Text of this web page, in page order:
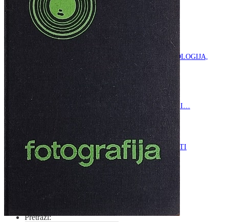
KNJIŽEVNOST
LIKOVNA UMJETNOST
LJEKOVITO BILJE I ZDRAVLJE
MITOLOGIJA
POVIJEST I PUBLICISTIKA
PRIRODNE ZNANOSTI
PSIHOLOGIJA, POPULARNA PSIHOLOGIJA,
ALTERNATIVA
RAZNO
RELIGIJA
OD RJEČNIKA
DO ZEMLJOVIDA
RJEČNICI, GRAMATIKE, PRAVOPISI…
SPORT
STRIPOVI
TEHNIČKE ZNANOSTI
TEORIJA I POVIJEST KNJIŽEVNOSTI
VEDUTE
ZAGREB
ZEMLJOVIDI
Otkup knjiga
O nama
Novosti
AKCIJA
Pretraži: